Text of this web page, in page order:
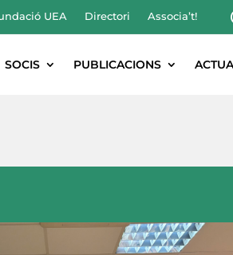
UEA Directori Associa’t!
SOCIS PUBLICACIONS